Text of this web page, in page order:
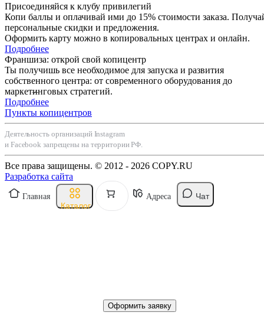
Присоединяйся к клубу привилегий
Копи баллы и оплачивай ими до 15% стоимости заказа.
персональные скидки и предложения.
Оформить карту можно в копировальных центрах и онлайн.
Подробнее
Франшиза: открой свой копицентр
Ты получишь все необходимое для запуска и развития
собственного центра: от современного оборудования до
маркетинговых стратегий.
Подробнее
Пункты копицентров
Деятельность организаций Instagram
и Facebook запрещены на территории РФ.
Все права защищены. © 2012 - 2026 COPY.RU
Разработка сайта
Главная
Каталог
Адреса Чат
Оформить заявку